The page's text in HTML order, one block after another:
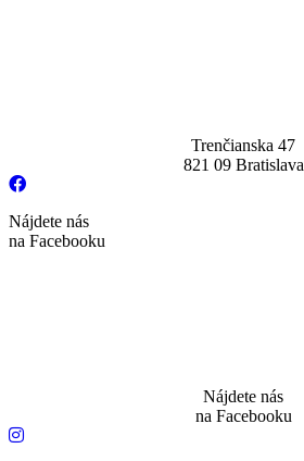
Trenčianska 47
821 09 Bratislava
Nájdete nás
na Facebooku
Nájdete nás
na Facebooku